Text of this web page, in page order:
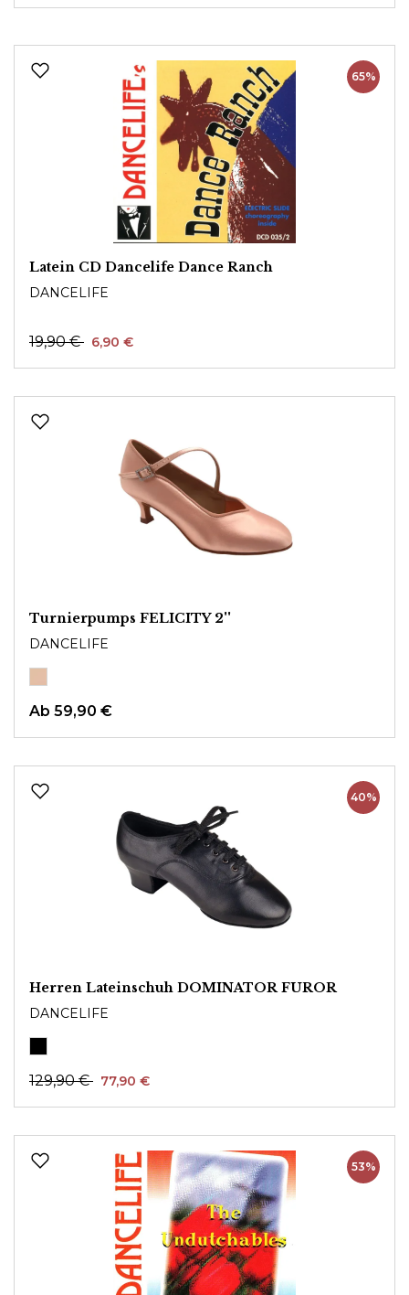
65%
Latein CD Dancelife Dance Ranch
DANCELIFE
19,90 € 6,90 €
Turnierpumps FELICITY 2''
DANCELIFE
Ab 59,90 €
40%
Herren Lateinschuh DOMINATOR FUROR
DANCELIFE
129,90 € 77,90 €
53%